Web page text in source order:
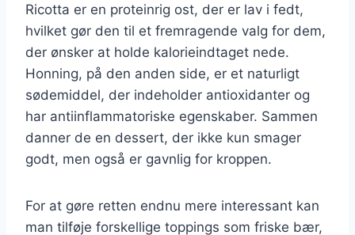
Ricotta er en proteinrig ost, der er lav i fedt,
hvilket gør den til et fremragende valg for dem,
der ønsker at holde kalorieindtaget nede.
Honning, på den anden side, er et naturligt
sødemiddel, der indeholder antioxidanter og
har antiinflammatoriske egenskaber. Sammen
danner de en dessert, der ikke kun smager
godt, men også er gavnlig for kroppen.
For at gøre retten endnu mere interessant kan
man tilføje forskellige toppings som friske bær,